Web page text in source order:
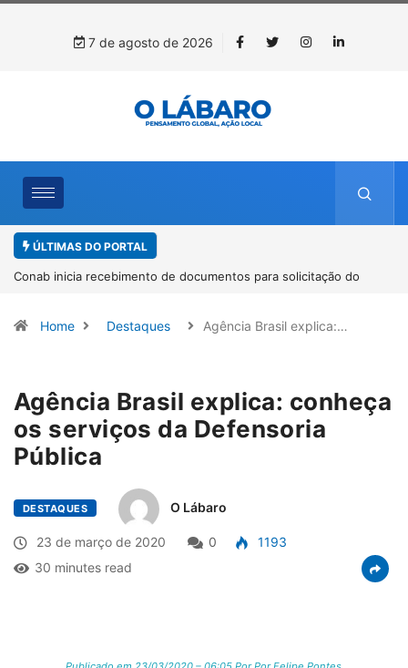
7 de agosto de 2026
ÚLTIMAS DO PORTAL
Conab inicia recebimento de documentos para solicitação do
Home Destaques Agência Brasil explica:…
Agência Brasil explica: conheça
os serviços da Defensoria
Pública
DESTAQUES O Lábaro
23 de março de 2020 0
1193
30 minutes read